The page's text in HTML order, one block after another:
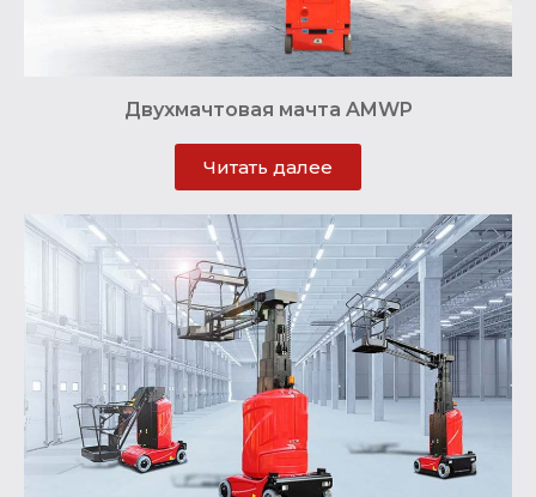
Двухмачтовая мачта AMWP
Читать далее